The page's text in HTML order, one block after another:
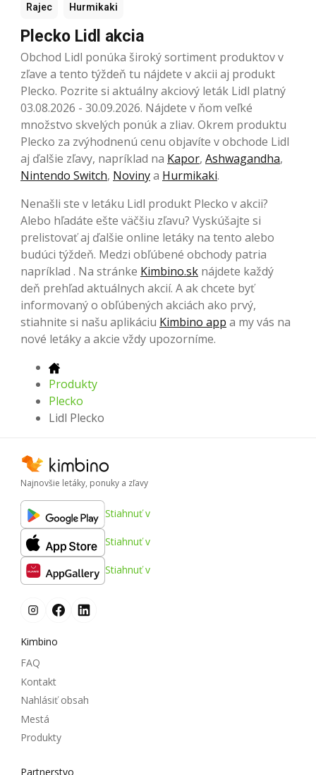
Rajec Hurmikaki
Plecko Lidl akcia
Obchod Lidl ponúka široký sortiment produktov v
zľave a tento týždeň tu nájdete v akcii aj produkt
Plecko. Pozrite si aktuálny akciový leták Lidl platný
03.08.2026 - 30.09.2026. Nájdete v ňom veľké
množstvo skvelých ponúk a zliav. Okrem produktu
Plecko za zvýhodnenú cenu objavíte v obchode Lidl
aj ďalšie zľavy, napríklad na Kapor, Ashwagandha,
Nintendo Switch, Novinya Hurmikaki.
Nenašli ste v letáku Lidl produkt Plecko v akcii?
Alebo hľadáte ešte väčšiu zľavu? Vyskúšajte si
prelistovať aj ďalšie online letáky na tento alebo
budúci týždeň. Medzi obľúbené obchody patria
napríklad . Na stránke Kimbino.sk nájdete každý
deň prehľad aktuálnych akcií. A ak chcete byť
informovaný o obľúbených akciách ako prvý,
stiahnite si našu aplikáciu Kimbino app a my vás na
nové letáky a akcie vždy upozorníme.
Produkty
Plecko
Lidl Plecko
Najnovšie letáky, ponuky a zľavy
Stiahnuť v
Stiahnuť v
Stiahnuť v
Kimbino
FAQ
Kontakt
Nahlásiť obsah
Mestá
Produkty
Partnerstvo